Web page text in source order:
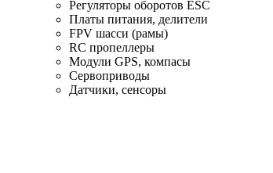
Регуляторы оборотов ESC
Платы питания, делители
FPV шасси (рамы)
RC пропеллеры
Модули GPS, компасы
Сервоприводы
Датчики, сенсоры